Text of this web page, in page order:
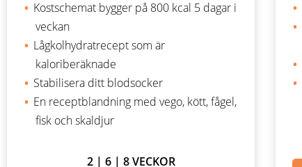
Kostschemat bygger på 800 kcal 5 dagar i
veckan
Lågkolhydratrecept som är
kaloriberäknade
Stabilisera ditt blodsocker
En receptblandning med vego, kött, fågel,
fisk och skaldjur
2 | 6 | 8 VECKOR